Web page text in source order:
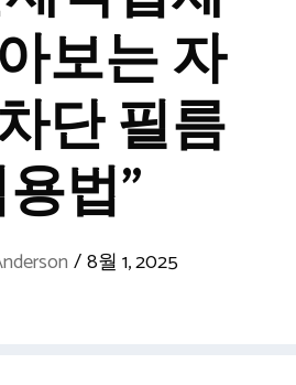
보는 자
단 필름
법”
/8월 1, 2025